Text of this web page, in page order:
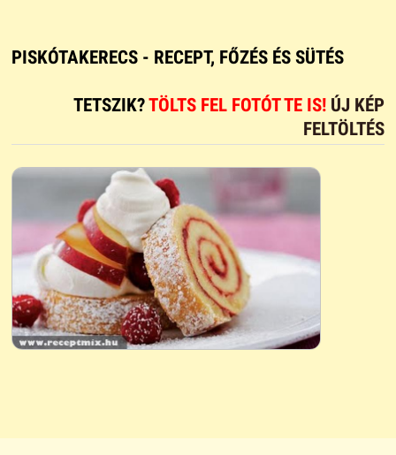
PISKÓTAKERECS - RECEPT, FŐZÉS ÉS SÜTÉS
TETSZIK?TÖLTS FEL FOTÓT TE IS! ÚJ KÉP
FELTÖLTÉS